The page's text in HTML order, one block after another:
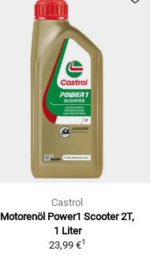
Castrol
Motorenöl Power1 Scooter 2T,
1 Liter
23,99 €1